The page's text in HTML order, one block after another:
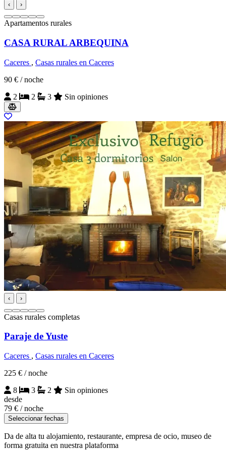
‹ ›
Apartamentos rurales
CASA RURAL ARBEQUINA
Caceres , Casas rurales en Caceres
90 € / noche
2
2 3 Sin opiniones
‹ ›
Casas rurales completas
Paraje de Yuste
Caceres , Casas rurales en Caceres
225 € / noche
8
3 2
Sin opiniones
desde
79 € / noche
Seleccionar fechas
Da de alta tu alojamiento, restaurante, empresa de ocio, museo de
forma gratuita en nuestra plataforma